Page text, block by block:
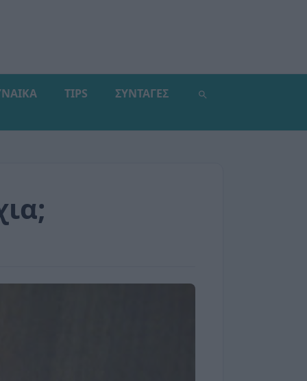
TIPS ΣΥΝΤΑΓΕΣ